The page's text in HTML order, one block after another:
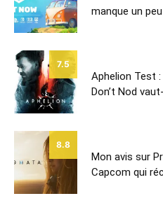
manque un
7.5
Aphelion Test
Don’t Nod
8.8
Mon avis sur
Capcom qui